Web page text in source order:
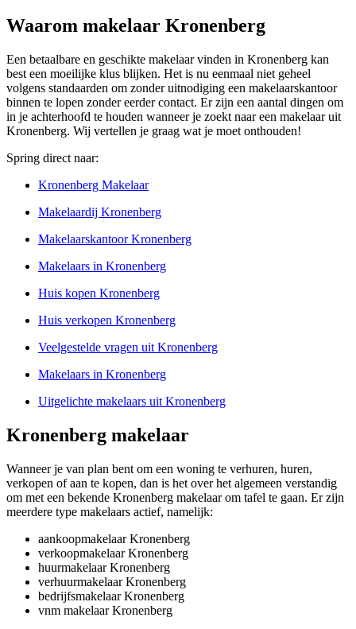
Waarom makelaar Kronenberg
Een betaalbare en geschikte makelaar vinden in Kronenberg kan
best een moeilijke klus blijken. Het is nu eenmaal niet geheel
volgens standaarden om zonder uitnodiging een makelaarskantoor
binnen te lopen zonder eerder contact. Er zijn een aantal dingen om
in je achterhoofd te houden wanneer je zoekt naar een makelaar uit
Kronenberg. Wij vertellen je graag wat je moet onthouden!
Spring direct naar:
Kronenberg Makelaar
Makelaardij Kronenberg
Makelaarskantoor Kronenberg
Makelaars in Kronenberg
Huis kopen Kronenberg
Huis verkopen Kronenberg
Veelgestelde vragen uit Kronenberg
Makelaars in Kronenberg
Uitgelichte makelaars uit Kronenberg
Kronenberg makelaar
Wanneer je van plan bent om een woning te verhuren, huren,
verkopen of aan te kopen, dan is het over het algemeen verstandig
om met een bekende Kronenberg makelaar om tafel te gaan. Er zijn
meerdere type makelaars actief, namelijk:
aankoopmakelaar Kronenberg
verkoopmakelaar Kronenberg
huurmakelaar Kronenberg
verhuurmakelaar Kronenberg
bedrijfsmakelaar Kronenberg
vnm makelaar Kronenberg